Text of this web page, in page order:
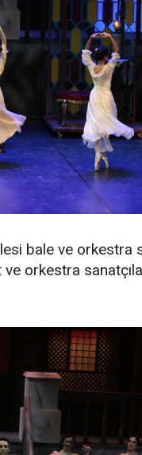
bale ve orkestra
orkestra